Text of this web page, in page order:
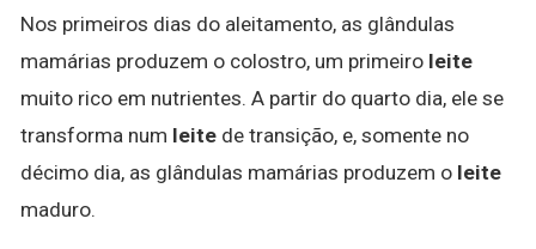
Nos primeiros dias do aleitamento, as glândulas
mamárias produzem o colostro, um primeiro leite
muito rico em nutrientes. A partir do quarto dia, ele se
transforma num leite de transição, e, somente no
décimo dia, as glândulas mamárias produzem o leite
maduro.